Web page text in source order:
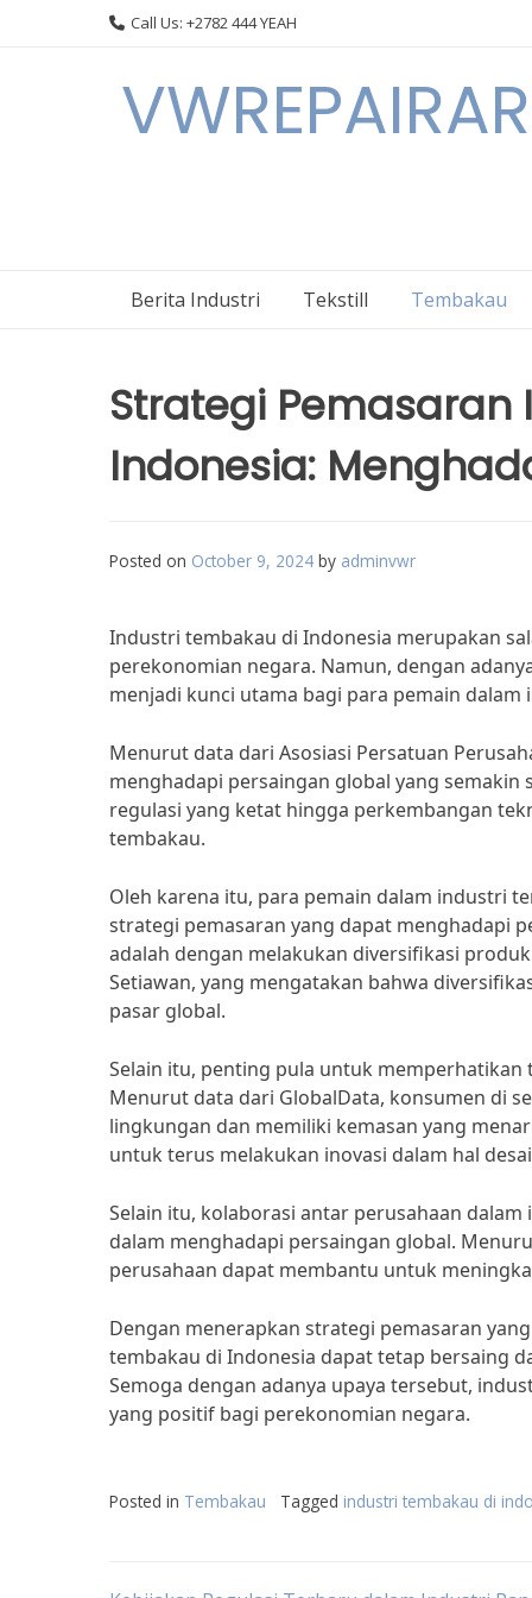
Call Us: +2782 444 YEAH
Berita Industri Tekstill Tembakau
Strategi
Indonesia:
Posted on October 9, 2024 by adminvwr
Industri tembakau di Indonesia merupakan
perekonomian negara. Namun, dengan
menjadi kunci utama bagi para pemain dalam
Menurut data dari Asosiasi Persatuan
menghadapi persaingan global yang
regulasi yang ketat hingga perkembangan
tembakau.
Oleh karena itu, para pemain dalam industri
strategi pemasaran yang dapat menghadapi
adalah dengan melakukan diversifikasi
Setiawan, yang mengatakan bahwa
pasar global.
Selain itu, penting pula untuk
Menurut data dari GlobalData, konsumen di
lingkungan dan memiliki kemasan yang
untuk terus melakukan inovasi dalam hal
Selain itu, kolaborasi antar perusahaan
dalam menghadapi persaingan global.
perusahaan dapat membantu untuk
Dengan menerapkan strategi pemasaran
tembakau di Indonesia dapat tetap bersaing
Semoga dengan adanya upaya tersebut,
yang positif bagi perekonomian negara.
Posted in Tembakau Tagged industri tembakau di